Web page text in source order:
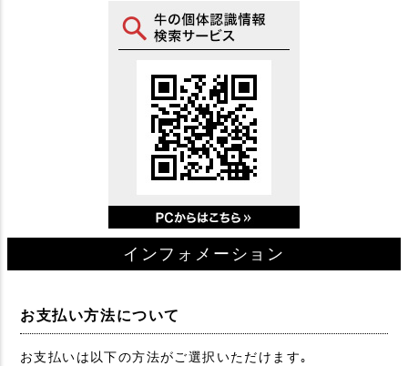
インフォメーション
お支払い方法について
お支払いは以下の方法がご選択いただけます｡